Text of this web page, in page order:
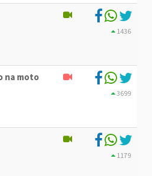
1436
na moto
3699
1179